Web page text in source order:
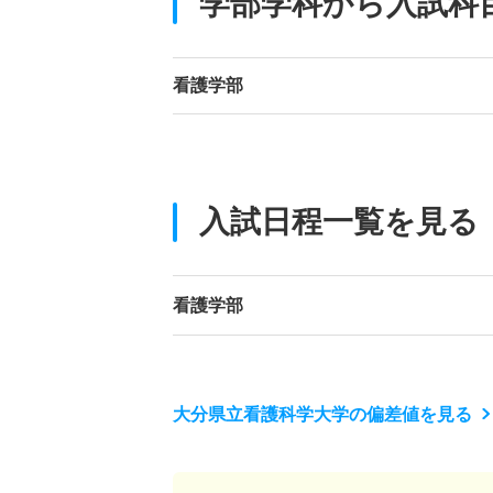
看護学部
入試日程一覧を見る
看護学部
大分県立看護科学大学の偏差値を見る